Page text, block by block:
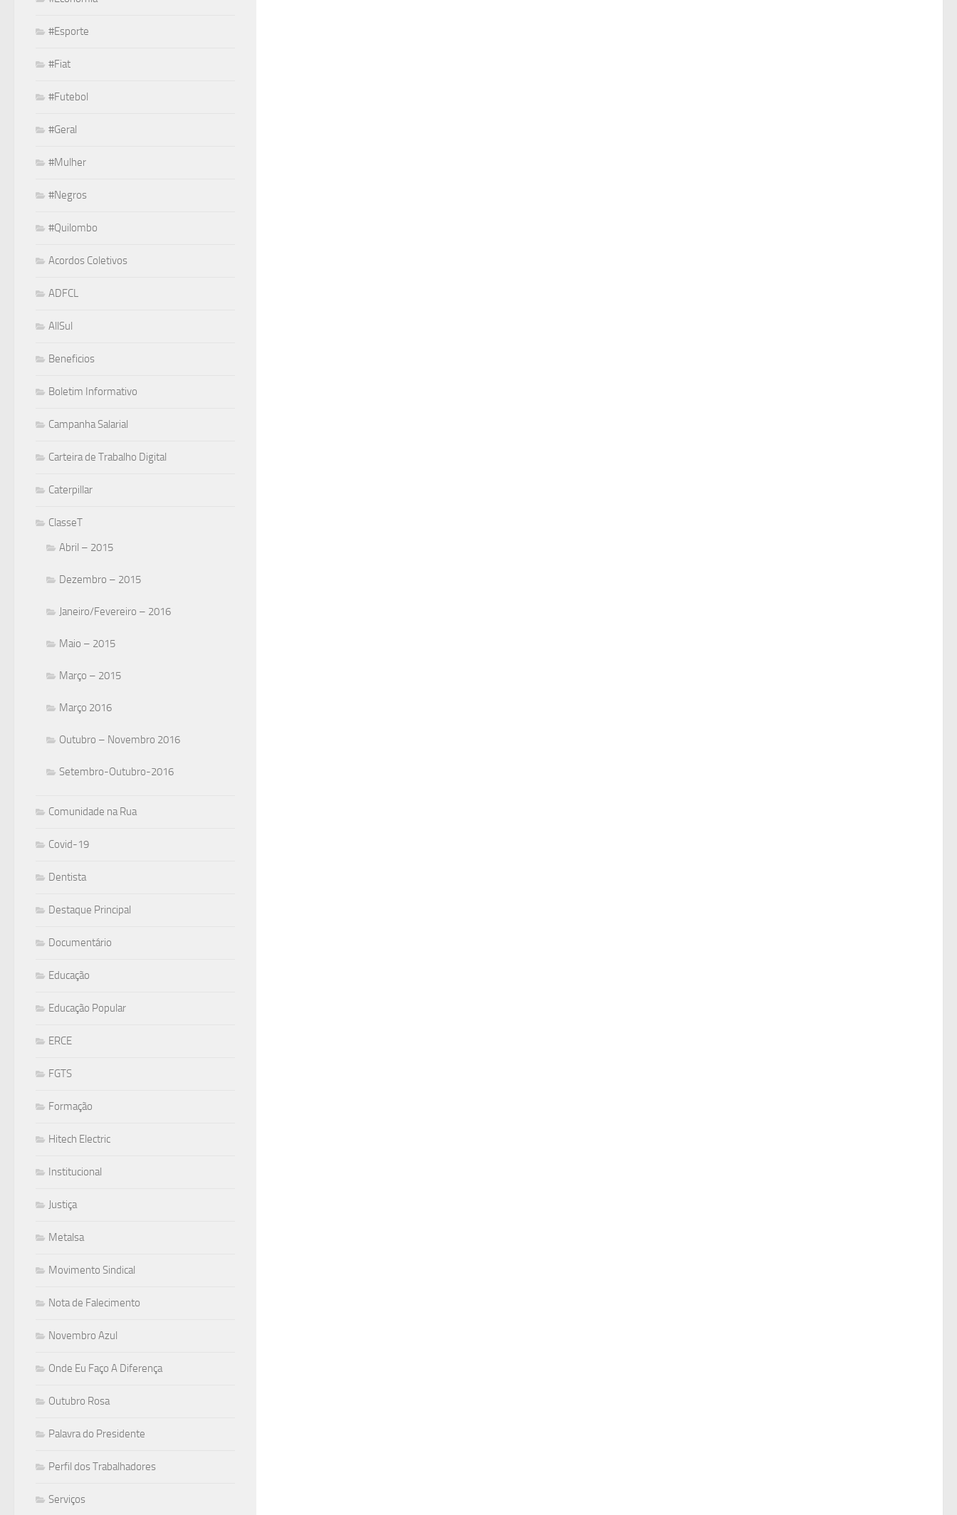
#Esporte
#Fiat
#Futebol
#Geral
#Mulher
#Negros
#Quilombo
Acordos Coletivos
ADFCL
AllSul
Beneficios
Boletim Informativo
Campanha Salarial
Carteira de Trabalho Digital
Caterpillar
ClasseT
Abril – 2015
Dezembro – 2015
Janeiro/Fevereiro – 2016
Maio – 2015
Março – 2015
Março 2016
Outubro – Novembro 2016
Setembro-Outubro-2016
Comunidade na Rua
Covid-19
Dentista
Destaque Principal
Documentário
Educação
Educação Popular
ERCE
FGTS
Formação
Hitech Electric
Institucional
Justiça
Metalsa
Movimento Sindical
Nota de Falecimento
Novembro Azul
Onde Eu Faço A Diferença
Outubro Rosa
Palavra do Presidente
Perfil dos Trabalhadores
Serviços